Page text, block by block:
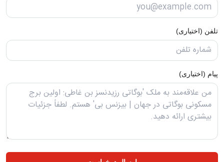
تلفن (اختیاری)
پیام (اختیاری)